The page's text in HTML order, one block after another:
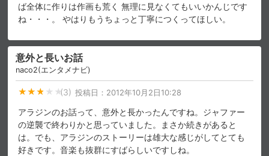
お気に入り
お気に入りに登録した作品を確認できま
す。お気に入りに追加した作品の削除も可
閲覧履歴
サイト内で表示される作品の表示制限が可
す。
視聴デバイス一覧
スマホなどでRakuten TVを視聴する際のデ
バイス連携の設定ができます。
ば全体に作りは作画も荒く 無理に見なくてもいいかんじです
ね・・・。 やはりもうちょっと丁寧につくってほしい。
意外と長いお話
naco2(エンタメナビ)
(3) 投稿日： 2012年10月2日10:28
アラジンのお話って、意外と長かったんですね。ジャファー
の逆襲で終わりかと思っていました。まさか続きがあると
は。でも、アラジンのストーリーは雄大な感じがしてとても
好きです。音楽も抜群にすばらしいですしね。